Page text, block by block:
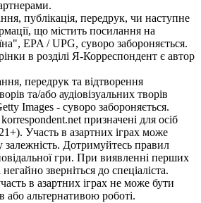
публікація, передрук, чи наступне
що містить посилання на
EPA / UPG, суворо забороняється.
в розділі Я-Корреспондент є автор
передрук та відтворення
та/або аудіовізуальних творів
Images - суворо забороняється.
призначені для осіб
Участь в азартних іграх може
залежність. Дотримуйтесь правил
гри. При виявленні перших
зверніться до спеціаліста.
в азартних іграх не може бути
або альтернативою роботі.